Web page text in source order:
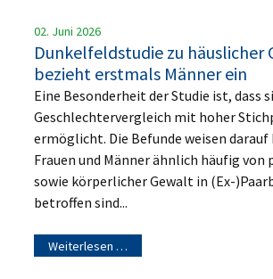
02. Juni 2026
Dunkelfeldstudie zu häuslicher
bezieht erstmals Männer ein
Eine Besonderheit der Studie ist, dass
Geschlechtervergleich mit hoher
ermöglicht. Die Befunde weisen darauf
Frauen und Männer ähnlich häufig von
sowie körperlicher Gewalt in (Ex-
betroffen sind...
Weiterlesen …